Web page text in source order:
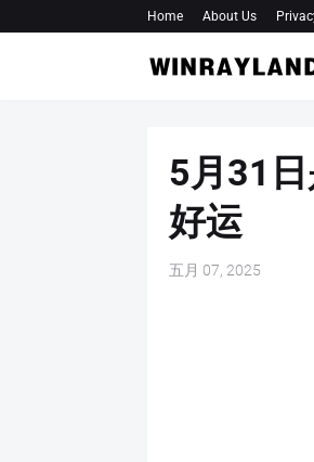
Home About Us
5月31
好运
五月 07, 2025